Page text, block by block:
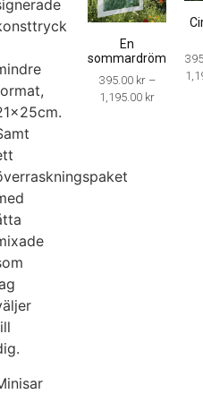
En
sommardröm
395.00 kr –
1,195.00 kr